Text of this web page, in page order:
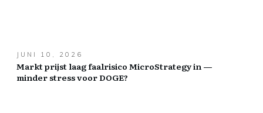
JUNI 10, 2026
Markt prijst laag faalrisico MicroStrategy in —
minder stress voor DOGE?